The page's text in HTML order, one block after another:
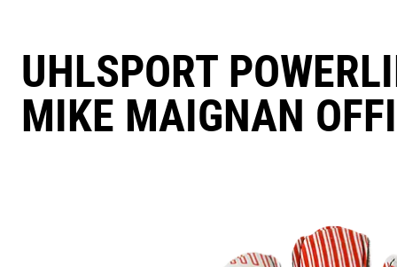
UHLSPORT
MIKE MAIGNAN